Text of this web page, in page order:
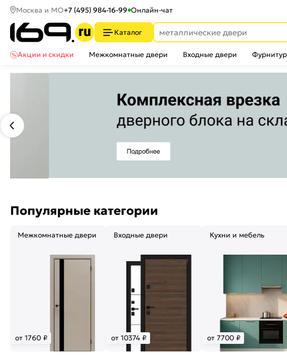
Москва и МО+7 (495) 984-16-99 Онлайн-чат
Каталог
Акции и скидки
Межкомнатные двери Входные двери
Популярные категории
Межкомнатные двери
от 1760 ₽
Входные двери
от 10374 ₽
Кухни и мебель
от 7700 ₽